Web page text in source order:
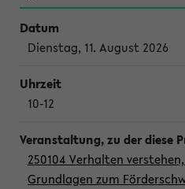
Dienstag, 11. August 2026
10-12
250104 Verhalten
Grundlagen zum